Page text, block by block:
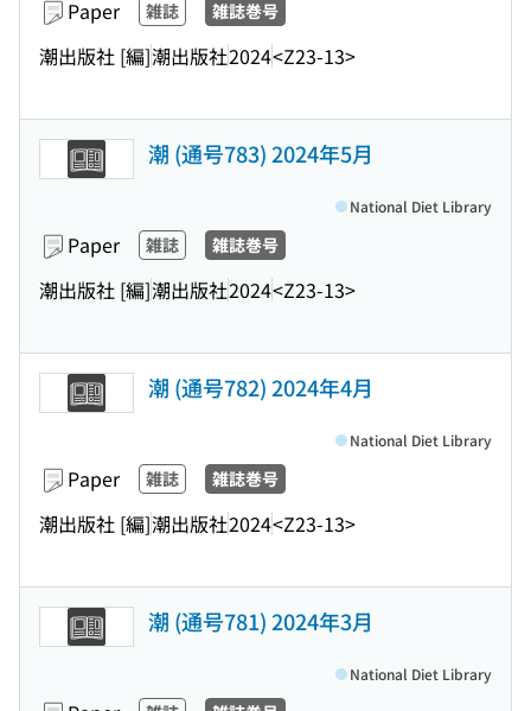
Paper 雑誌 雑誌巻号
潮出版社 [編]潮出版社2024<Z23-13>
潮 (通号783) 2024年5月
Paper 雑誌 雑誌巻号
潮出版社 [編]潮出版社2024<Z23-13>
National Diet Library
潮 (通号782) 2024年4月
Paper 雑誌 雑誌巻号
潮出版社 [編]潮出版社2024<Z23-13>
National Diet Library
潮 (通号781) 2024年3月
National Diet Library